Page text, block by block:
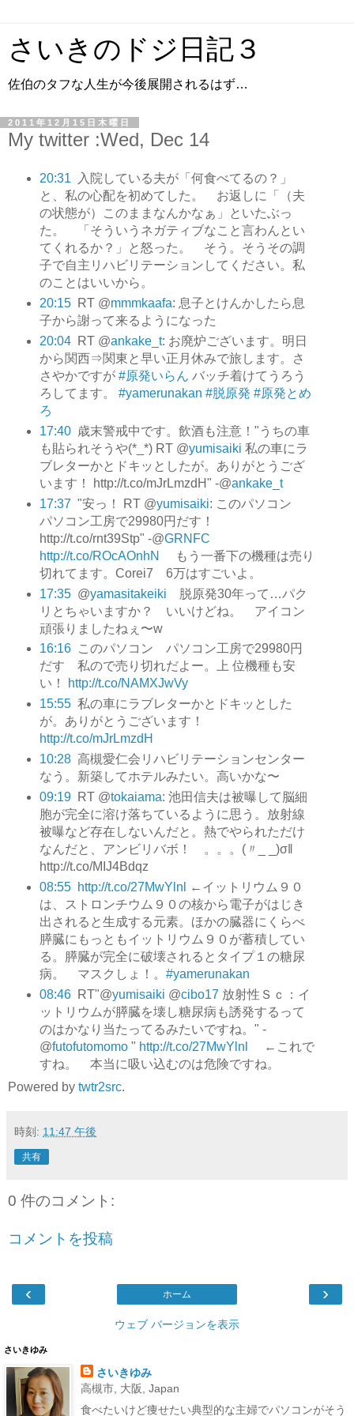
さいきのドジ日記３
佐伯のタフな人生が今後展開されるはず…
2011年12月15日木曜日
My twitter :Wed, Dec 14
20:31
入院している夫が「何食べてるの？」
と、私の心配を初めてした。 お返しに「（夫
の状態が）このままなんかなぁ」といたぶっ
た。 「そういうネガティブなこと言わんとい
てくれるか？」と怒った。 そう。そうその調
子で自主リハビリテーションしてください。私
のことはいいから。
20:15
RT @mmmkaafa: 息子とけんかしたら息
子から謝って来るようになった
20:04
RT @ankake_t: お廃炉ございます。明日
から関西⇒関東と早い正月休みで旅します。さ
さやかですが #原発いらん バッチ着けてうろう
ろしてます。 #yamerunakan #脱原発 #原発とめ
ろ
17:40 歳末警戒中です。飲酒も注意！"うちの車
も貼られそうや(*_*) RT @yumisaiki 私の車にラ
ブレターかとドキッとしたが。ありがとうござ
います！ http://t.co/mJrLmzdH" -@ankake_t
17:37 "安っ！ RT @yumisaiki: このパソコン
パソコン工房で29980円だす！
http://t.co/rnt39Stp" -@GRNFC
http://t.co/ROcAOnhN
もう一番下の機種は売り
切れてます。Corei7 6万はすごいよ。
17:35 @yamasitakeiki 脱原発30年って…パク
リとちゃいますか？ いいけどね。 アイコン
頑張りましたねぇ〜w
16:16
このパソコン パソコン工房で29980円
だす 私ので売り切れだよー。上 位機種も安
い！
http://t.co/NAMXJwVy
15:55 私の車にラブレターかとドキッとした
が。ありがとうございます！
http://t.co/mJrLmzdH
10:28 高槻愛仁会リハビリテーションセンター
なう。新築してホテルみたい。高いかな〜
09:19
RT @tokaiama: 池田信夫は被曝して脳細
胞が完全に溶け落ちているように思う。放射線
被曝など存在しないんだと。熱でやられただけ
なんだと、アンビリバボ！ 。。。(〃_ _)σ‖
http://t.co/MIJ4Bdqz
08:55
http://t.co/27MwYlnl
←イットリウム９０
は、ストロンチウム９０の核から電子がはじき
出されると生成する元素。ほかの臓器にくらべ
膵臓にもっともイットリウム９０が蓄積してい
る。膵臓が完全に破壊されるとタイプ１の糖尿
病。 マスクしょ！。 #yamerunakan
08:46
RT"@yumisaiki @cibo17 放射性Ｓｃ：イ
ットリウムが膵臓を壊し糖尿病も誘発するって
のはかなり当たってるみたいですね。" -
@futofutomomo" http://t.co/27MwYlnl
←これで
すね。 本当に吸い込むのは危険ですね。
Powered by twtr2src.
時刻: 11:47 午後
共有
0 件のコメント:
コメントを投稿
‹ ›
ホーム
ウェブ バージョンを表示
さいきゆみ
さいきゆみ
高槻市, 大阪, Japan
食べたいけど痩せたい典型的な主婦でパソコンがそう